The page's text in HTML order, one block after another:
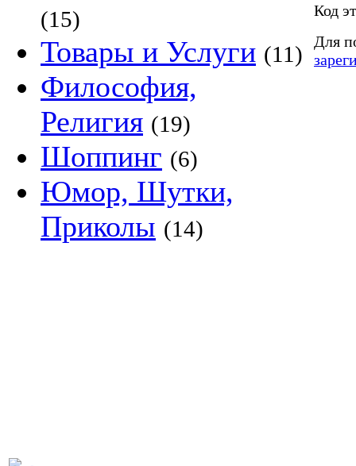
(15)
Товары и Услуги (11)
Философия,
Религия (19)
Шоппинг (6)
Юмор, Шутки,
Приколы (14)
Код
Для